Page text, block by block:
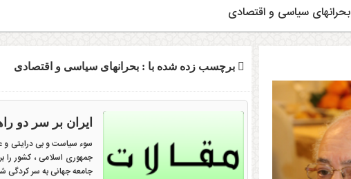
بحرانهای سیاسی و اقتصادی
برچسب زده شده با : بحرانهای سیاسی و اقتصادی
ایران بر سر دو
سوء سیاست و بی درایتی و
جمهوری اسلامی ، کشور
جامعه جهانی به سر کردگی